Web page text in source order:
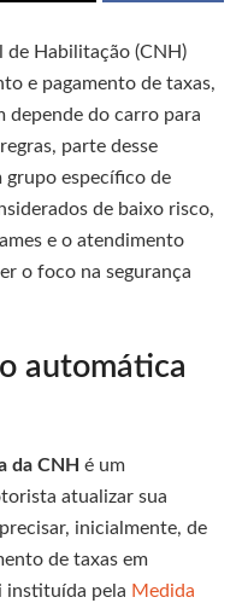
de Habilitação (CNH)
e pagamento de taxas,
depende do carro para
parte desse
grupo específico de
de baixo risco,
e o atendimento
o foco na segurança
automática
da CNH é um
atualizar sua
inicialmente, de
de taxas em
instituída pela Medida